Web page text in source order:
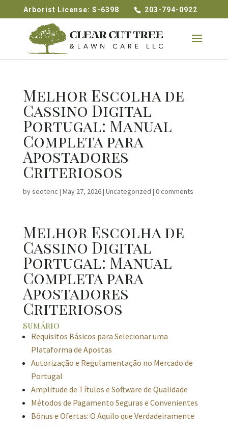
Arborist License: S-6398 203-794-0922
Melhor Escolha de
Cassino Digital
Portugal: Manual
Completa para
Apostadores
Criteriosos
byseoteric | May 27, 2026| Uncategorized | 0 comments
Melhor Escolha de
Cassino Digital
Portugal: Manual
Completa para
Apostadores
Criteriosos
Sumário
Requisitos Básicos para Selecionar uma
Plataforma de Apostas
Autorização e Regulamentação no Mercado de
Portugal
Amplitude de Títulos e Software de Qualidade
Métodos de Pagamento Seguras e Convenientes
Bônus e Ofertas: O Aquilo que Verdadeiramente